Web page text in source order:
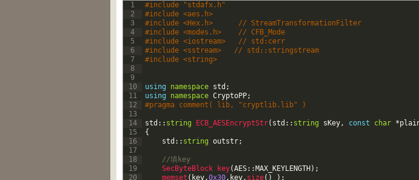
1
2
3
4
5
6
7
8
9
10
11
12
13
14
15
16
17
18
19
20
#include "stdafx.h"
#include <aes.h>
#include <Hex.h>      // StreamTransformationFilter
#include <modes.h>    // CFB_Mode
#include <iostream>   // std:cerr
#include <sstream>   // std::stringstream
#include <string>
using namespace std ;
using
namespace CryptoPP;
#pragma comment( lib, "cryptlib.lib" )
std :: string ECB_AESEncryptStr( std :: string sKey, const char *
{
std :: string outstr;
//填key
SecByteBlock
key(AES:: MAX_KEYLENGTH ) ;
memset ( key,0x30, key. size( ) ) ;